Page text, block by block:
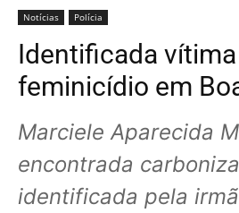
Notícias Polícia
Identificada
feminicídio em
Marciele Aparecida
encontrada
identificada pela irmã